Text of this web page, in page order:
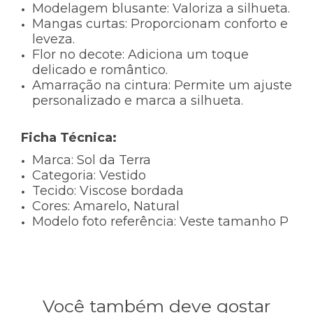
Modelagem blusante: Valoriza a silhueta.
Mangas curtas: Proporcionam conforto e
leveza.
Flor no decote: Adiciona um toque
delicado e romântico.
Amarração na cintura: Permite um ajuste
personalizado e marca a silhueta.
Ficha Técnica:
Marca: Sol da Terra
Categoria: Vestido
Tecido: Viscose bordada
Cores: Amarelo, Natural
Modelo foto referência: Veste tamanho P
Você também deve gostar